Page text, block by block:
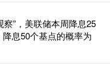
察”，美联储本周降息25
息50个基点的概率为